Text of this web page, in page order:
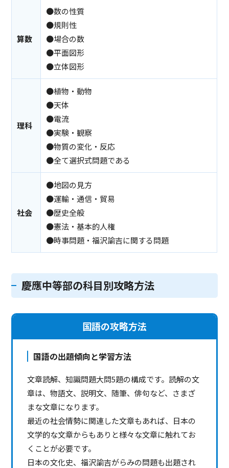
算数
●数の性質
●規則性
●場合の数
●平面図形
●立体図形
理科
●植物・動物
●天体
●電流
●実験・観察
●物質の変化・反応
●全て選択式問題である
社会
●地図の見方
●運輸・通信・貿易
●歴史全般
●憲法・基本的人権
●時事問題・福沢諭吉に関する問題
慶應中等部の科目別攻略方法
国語の攻略方法
国語の出題傾向と学習方法
文章読解、知識問題大問5題の構成です。読解の文
章は、物語文、説明文、随筆、俳句など、さまざ
まな文章になります。
最近の社会情勢に関連した文章もあれば、日本の
文学的な文章からもありと様々な文章に触れてお
くことが必要です。
日本の文化史、福沢諭吉がらみの問題も出題され